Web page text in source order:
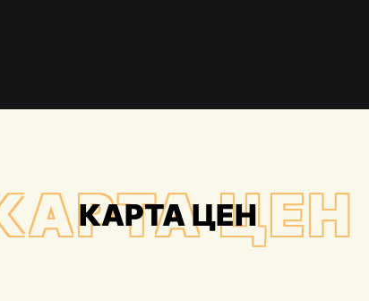
ЦЕН
КАРТА ЦЕН